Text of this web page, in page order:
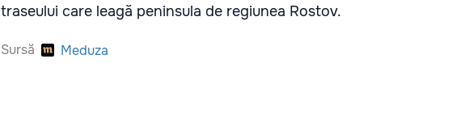
traseului care leagă peninsula de regiunea Rostov.
Sursă Meduza